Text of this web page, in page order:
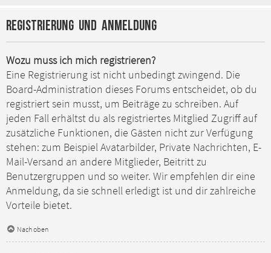
Registrierung und Anmeldung
Wozu muss ich mich registrieren?
Eine Registrierung ist nicht unbedingt zwingend. Die
Board-Administration dieses Forums entscheidet, ob du
registriert sein musst, um Beiträge zu schreiben. Auf
jeden Fall erhältst du als registriertes Mitglied Zugriff auf
zusätzliche Funktionen, die Gästen nicht zur Verfügung
stehen: zum Beispiel Avatarbilder, Private Nachrichten, E-
Mail-Versand an andere Mitglieder, Beitritt zu
Benutzergruppen und so weiter. Wir empfehlen dir eine
Anmeldung, da sie schnell erledigt ist und dir zahlreiche
Vorteile bietet.
Nach oben